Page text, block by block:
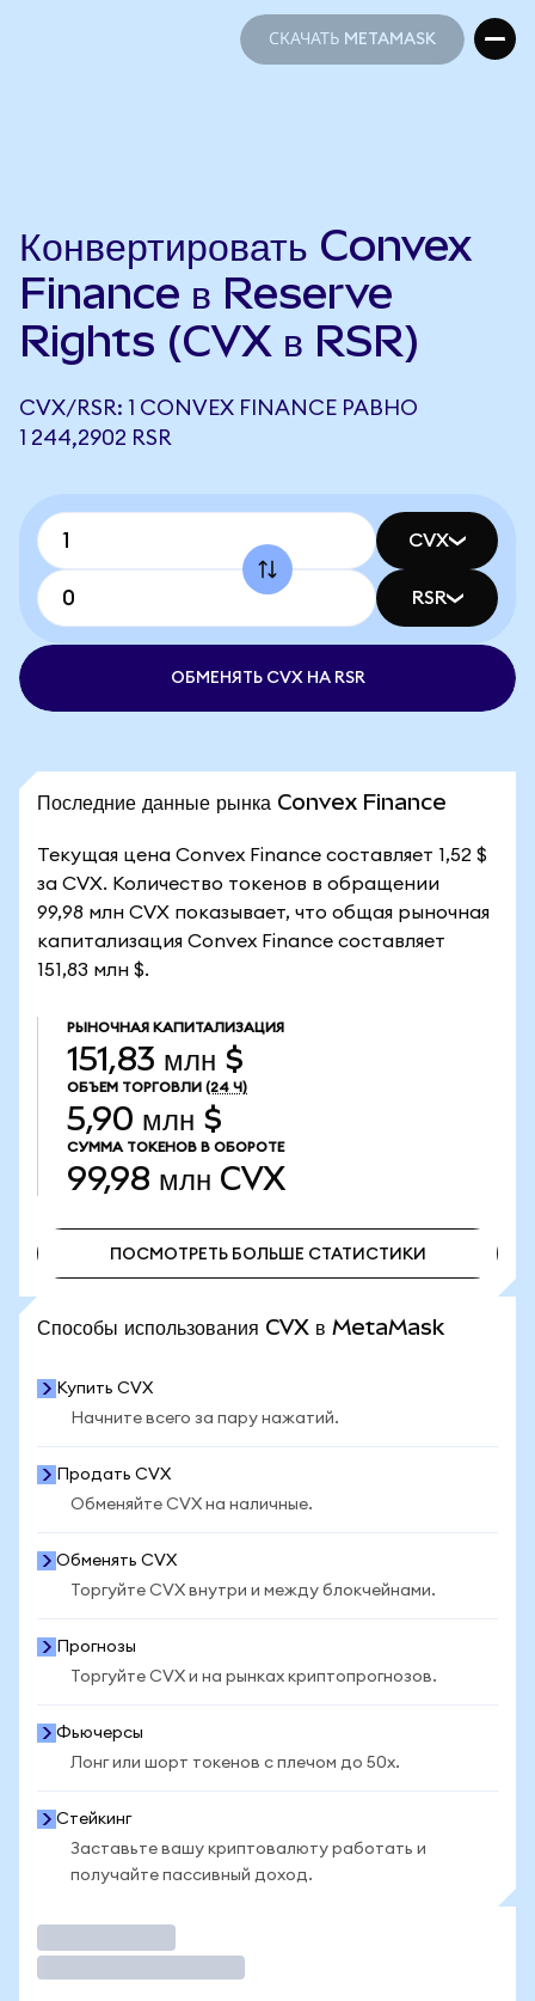
СКАЧАТЬ METAMASK
Конвертировать Convex
Finance в Reserve
Rights (CVX в RSR)
CVX/RSR: 1 CONVEX FINANCE РАВНО
1 244,2902 RSR
CVX
RSR
ОБМЕНЯТЬ CVX НА RSR
Последние данные рынка Convex Finance
Текущая цена Convex Finance составляет 1,52 $
за CVX. Количество токенов в обращении
99,98 млн CVX показывает, что общая рыночная
капитализация Convex Finance составляет
151,83 млн $.
РЫНОЧНАЯ КАПИТАЛИЗАЦИЯ
151,83 млн $
ОБЪЕМ ТОРГОВЛИ (24 Ч)
5,90 млн $
СУММА ТОКЕНОВ В ОБОРОТЕ
99,98 млн CVX
ПОСМОТРЕТЬ БОЛЬШЕ СТАТИСТИКИ
Способы использования CVX в MetaMask
Купить CVX
Начните всего за пару нажатий.
Продать CVX
Обменяйте CVX на наличные.
Обменять CVX
Торгуйте CVX внутри и между блокчейнами.
Прогнозы
Торгуйте CVX и на рынках криптопрогнозов.
Фьючерсы
Лонг или шорт токенов с плечом до 50x.
Стейкинг
Заставьте вашу криптовалюту работать и
получайте пассивный доход.